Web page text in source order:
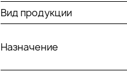
Вид продукции
Назначение